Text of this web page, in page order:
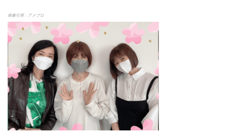
画像引用：アメブロ